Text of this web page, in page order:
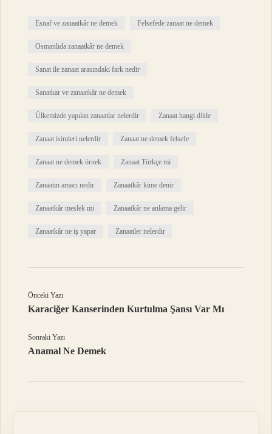
Esnaf ve zanaatkâr ne demek Felsefede zanaat ne demek
Osmanlıda zanaatkâr ne demek
Sanat ile zanaat arasındaki fark nedir
Sanatkar ve zanaatkâr ne demek
Ülkemizde yapılan zanaatlar nelerdir Zanaat hangi dilde
Zanaat isimleri nelerdir Zanaat ne demek felsefe
Zanaat ne demek örnek Zanaat Türkçe mi
Zanaatın amacı nedir Zanaatkâr kime denir
Zanaatkâr meslek mi Zanaatkâr ne anlama gelir
Zanaatkâr ne iş yapar Zanaatler nelerdir
Önceki Yazı
Karaciğer Kanserinden Kurtulma Şansı Var Mı
Sonraki Yazı
Anamal Ne Demek